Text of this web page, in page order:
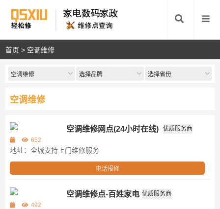
首页 > 空调维修
空调维修 选择品牌 选择省份
空调维修
第三方 空调维修网点(24小时在线)
优质服务商
652
地址：全城支持上门维修服务
电话报修
第三方 空调维修点-百姓家电 优质服务商
492